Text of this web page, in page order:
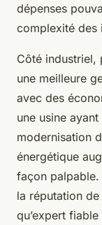
dépenses
complexité des
Côté industriel,
une meilleure
avec des
une usine ayant
modernisation
énergétique
façon
la réputation
qu’expert